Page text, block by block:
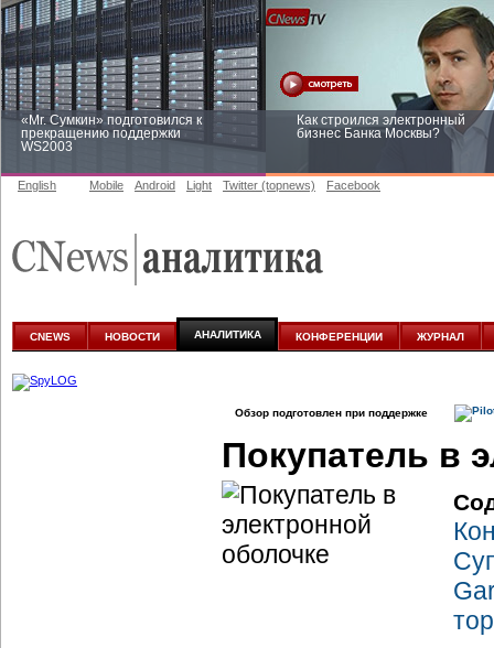
«Mr. Сумкин» подготовился к
прекращению поддержки
WS2003
Как строился электронный
бизнес Банка Москвы?
аналитике
English Mobile Android Light Twitter (topnews) Facebook
CNEWS НОВОСТИ АНАЛИТИКА КОНФЕРЕНЦИИ ЖУРНАЛ
Обзор подготовлен при поддержке
Покупатель в